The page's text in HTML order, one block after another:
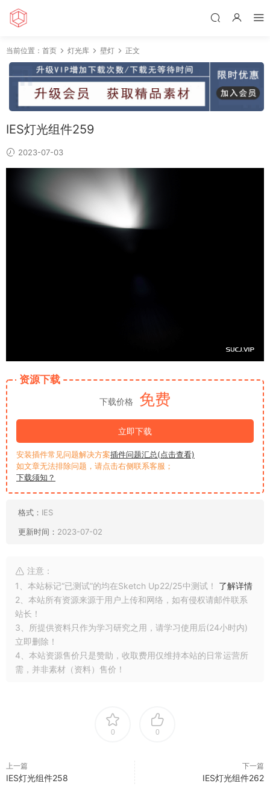
当前位置： 首页 灯光库 壁灯 正文
IES灯光组件259
2023-07-03
资源下载
下载价格 免费
立即下载
安装插件常见问题解决方案插件问题汇总(点击查看)
如文章无法排除问题，请点击右侧联系客服；
下载须知？
格式： IES
更新时间： 2023-07-02
注意：
1、本站标记“已测试”的均在Sketch Up22/25中测试！ 了解详情
2、本站所有资源来源于用户上传和网络，如有侵权请邮件联系
站长！
3、所提供资料只作为学习研究之用，请学习使用后(24小时内)
立即删除！
4、本站资源售价只是赞助，收取费用仅维持本站的日常运营所
需，并非素材（资料）售价！
0 0
上一篇
IES灯光组件258
下一篇
IES灯光组件262